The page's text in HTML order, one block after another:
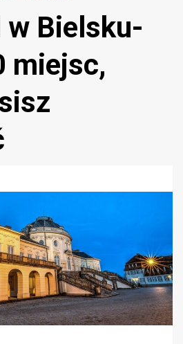
w Bielsku-
miejsc,